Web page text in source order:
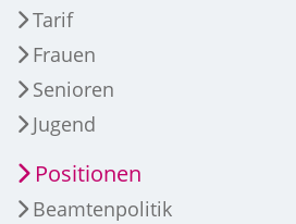
Tarif
Frauen
Senioren
Jugend
Positionen
Beamtenpolitik